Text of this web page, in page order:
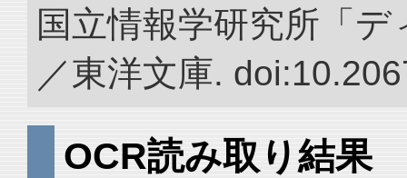
国立情報学研究所「
／東洋文庫.
OCR読み取り結果